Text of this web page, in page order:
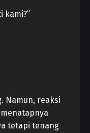
kami?”
Namun, reaksi
tetapi tenang